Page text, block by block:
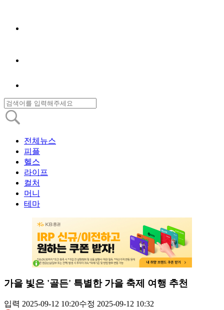
전체뉴스
피플
헬스
라이프
컬처
머니
테마
가을 빛은 '골든' 특별한 가을 축제 여행 추천
입력 2025-09-12 10:20수정 2025-09-12 10:32